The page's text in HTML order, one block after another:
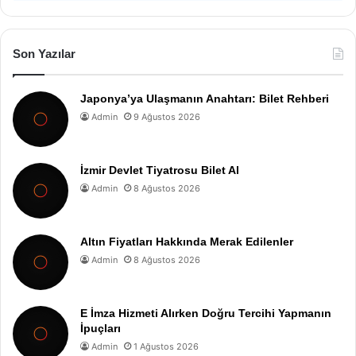
Son Yazılar
Japonya’ya Ulaşmanın Anahtarı: Bilet Rehberi
Admin 9 Ağustos 2026
İzmir Devlet Tiyatrosu Bilet Al
Admin 8 Ağustos 2026
Altın Fiyatları Hakkında Merak Edilenler
Admin 8 Ağustos 2026
E İmza Hizmeti Alırken Doğru Tercihi Yapmanın
İpuçları
Admin 1 Ağustos 2026